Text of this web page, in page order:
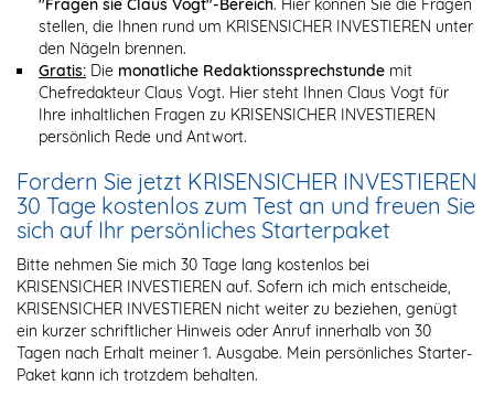
"Fragen sie Claus Vogt"-Bereich. Hier können Sie die Fragen
stellen, die Ihnen rund um KRISENSICHER INVESTIEREN unter
den Nägeln brennen.
Gratis: Die monatliche Redaktionssprechstunde mit
Chefredakteur Claus Vogt. Hier steht Ihnen Claus Vogt für
Ihre inhaltlichen Fragen zu KRISENSICHER INVESTIEREN
persönlich Rede und Antwort.
Fordern Sie jetzt KRISENSICHER INVESTIEREN
30 Tage kostenlos zum Test an und freuen Sie
sich auf Ihr persönliches Starterpaket
Bitte nehmen Sie mich 30 Tage lang kostenlos bei
KRISENSICHER INVESTIEREN auf. Sofern ich mich entscheide,
KRISENSICHER INVESTIEREN nicht weiter zu beziehen, genügt
ein kurzer schriftlicher Hinweis oder Anruf innerhalb von 30
Tagen nach Erhalt meiner 1. Ausgabe. Mein persönliches Starter-
Paket kann ich trotzdem behalten.